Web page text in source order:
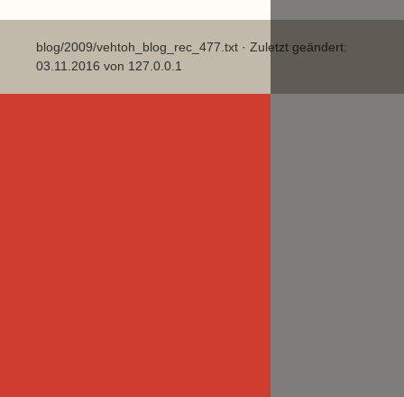
blog/2009/vehtoh_blog_rec_477.txt · Zuletzt geändert:
03.11.2016 von 127.0.0.1